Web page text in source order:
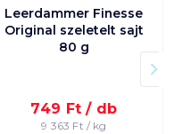
Leerdammer Finesse
Original szeletelt sajt
80 g
749 Ft / db
9 363 Ft / kg